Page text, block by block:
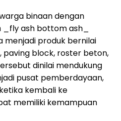
binaan dengan
ash bottom ash_
menjadi produk bernilai
block, roster beton,
dinilai mendukung
pusat pemberdayaan,
kembali ke
memiliki kemampuan